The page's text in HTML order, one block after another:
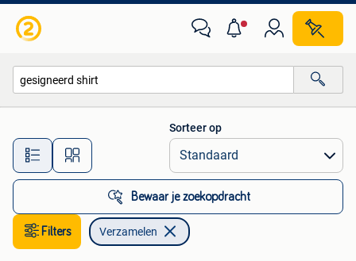
Alle afstanden…
Sorteer op
Bewaar je zoekopdracht
Filters Verzamelen